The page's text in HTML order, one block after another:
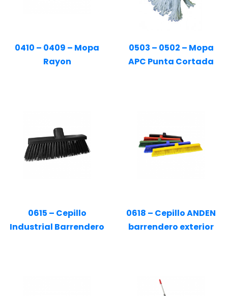
0410 – 0409 – Mopa
Rayon
0503 – 0502 – Mopa
APC Punta Cortada
0615 – Cepillo
Industrial Barrendero
0618 – Cepillo ANDEN
barrendero exterior